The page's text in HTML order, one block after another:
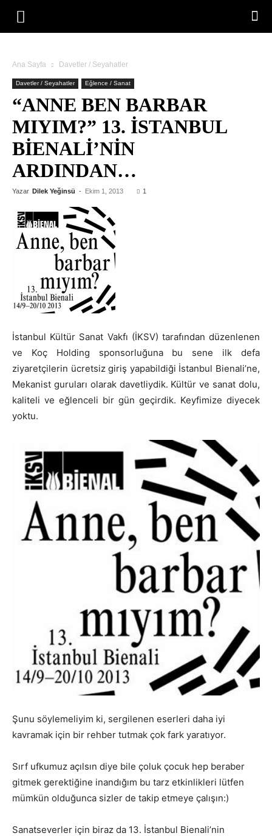
Ana Sayfa Davetler / Seyahatler
Davetler / Seyahatler Eğlence / Sanat
“ANNE BEN BARBAR
MIYIM?” 13. İSTANBUL
BIENALI’NIN
ARDINDAN…
Yazar Dilek Yeğinsü - Ekim 1, 2013 1
İstanbul Kültür Sanat Vakfı (İKSV) tarafından düzenlenen
ve Koç Holding sponsorluğuna bu sene ilk defa
ziyaretçilerin ücretsiz giriş yapabildiği İstanbul Bienali’ne,
Mekanist guruları olarak davetliydik. Kültür ve sanat dolu,
kaliteli ve eğlenceli bir gün geçirdik. Keyfimize diyecek
yoktu.
Şunu söylemeliyim ki, sergilenen eserleri daha iyi
kavramak için bir rehber tutmak çok fark yaratıyor.
Sırf ufkumuz açılsın diye bile çoluk çocuk hep beraber
gitmek gerektiğine inandığım bu tarz etkinlikleri lütfen
mümkün olduğunca sizler de takip etmeye çalışın:)
Sanatseverler için biraz da 13. İstanbul Bienali’nin